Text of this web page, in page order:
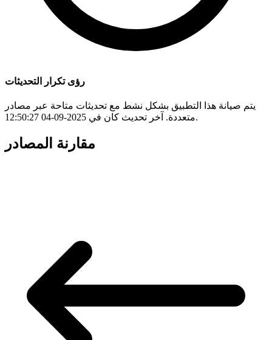
رؤى تكرار التحديثات
يتم صيانة هذا التطبيق بشكل نشط مع تحديثات متاحة عبر مصادر
متعددة. آخر تحديث كان في 2025-09-04 12:50:27.
مقارنة المصادر